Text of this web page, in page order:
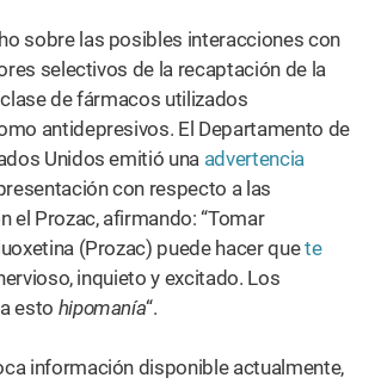
sobre las posibles interacciones con
selectivos de la recaptación de la
de fármacos utilizados
antidepresivos. El Departamento de
Unidos emitió una advertencia
con respecto a las
el Prozac, afirmando: “Tomar
(Prozac) puede hacer quete
inquieto y excitado. Los
esto hipomanía“.
información disponible actualmente,